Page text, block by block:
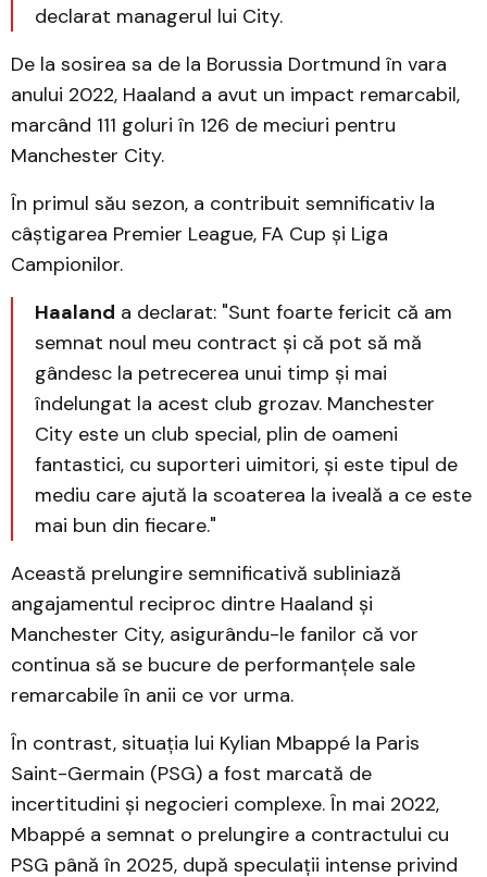
declarat managerul lui City.
De la sosirea sa de la Borussia Dortmund în vara
anului 2022, Haaland a avut un impact remarcabil,
marcând 111 goluri în 126 de meciuri pentru
Manchester City.
În primul său sezon, a contribuit semnificativ la
câștigarea Premier League, FA Cup și Liga
Campionilor.
Haaland a declarat: "Sunt foarte fericit că am
semnat noul meu contract și că pot să mă
gândesc la petrecerea unui timp și mai
îndelungat la acest club grozav. Manchester
City este un club special, plin de oameni
fantastici, cu suporteri uimitori, și este tipul de
mediu care ajută la scoaterea la iveală a ce este
mai bun din fiecare."
Această prelungire semnificativă subliniază
angajamentul reciproc dintre Haaland și
Manchester City, asigurându-le fanilor că vor
continua să se bucure de performanțele sale
remarcabile în anii ce vor urma.
În contrast, situația lui Kylian Mbappé la Paris
Saint-Germain (PSG) a fost marcată de
incertitudini și negocieri complexe. În mai 2022,
Mbappé a semnat o prelungire a contractului cu
PSG până în 2025, după speculații intense privind